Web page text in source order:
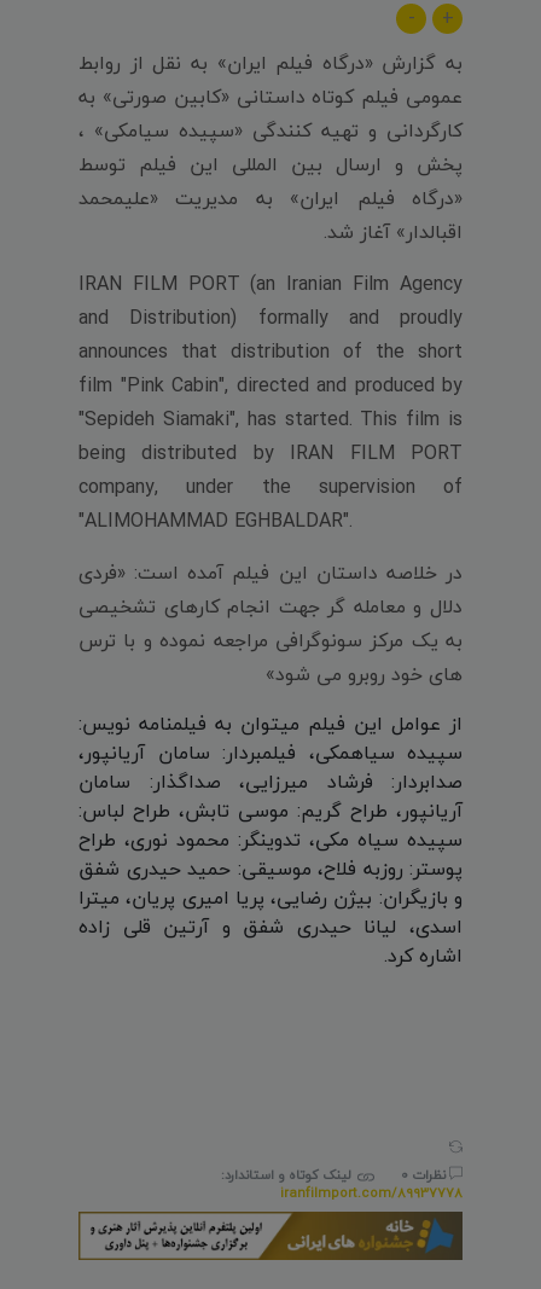
+
-
به گزارش «درگاه فیلم ایران» به نقل از روابط
عمومی فیلم کوتاه داستانی «کابین صورتی» به
کارگردانی و تهیه کنندگی «سپیده سیامکی» ،
پخش و ارسال بین المللی این فیلم توسط
«درگاه فیلم ایران» به مدیریت «علیمحمد
اقبالدار» آغاز شد.
IRAN FILM PORT (an Iranian Film Agency
and Distribution) formally and proudly
announces that distribution of the short
film "Pink Cabin", directed and produced by
"Sepideh Siamaki", has started. This film is
being distributed by IRAN FILM PORT
company, under the supervision of
"ALIMOHAMMAD EGHBALDAR".
در خلاصه داستان این فیلم آمده است: «فردی
دلال و معامله گر جهت انجام کارهای تشخیصی
به یک مرکز سونوگرافی مراجعه نموده و با ترس
های خود روبرو می شود»
از عوامل این فیلم میتوان به فیلمنامه نویس:
سپیده سیاهمکی، فیلمبردار: سامان آریانپور،
صدابردار: فرشاد میرزایی، صداگذار: سامان
آریانپور، طراح گریم: موسی تابش، طراح لباس:
سپیده سیاه مکی، تدوینگر: محمود نوری، طراح
پوستر: روزبه فلاح، موسیقی: حمید حیدری شفق
و بازیگران: بیژن رضایی، پریا امیری پریان، میترا
اسدی، لیانا حیدری شفق و آرتین قلی زاده
اشاره کرد.
نظرات 0
لینک کوتاه و استاندارد:
iranfilmport.com/89937778